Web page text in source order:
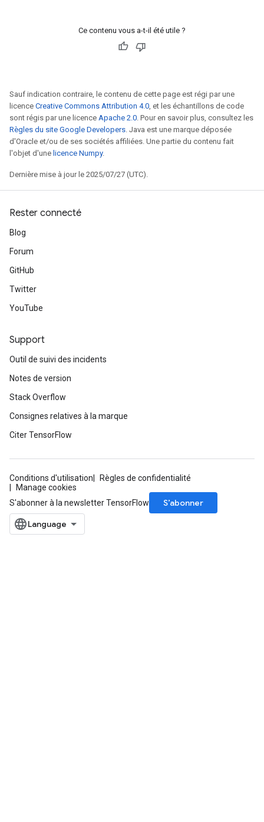
Ce contenu vous a-t-il été utile ?
Sauf indication contraire, le contenu de cette page est régi par une
licence Creative Commons Attribution 4.0, et les échantillons de code
sont régis par une licence Apache 2.0. Pour en savoir plus, consultez les
Règles du site Google Developers. Java est une marque déposée
d'Oracle et/ou de ses sociétés affiliées. Une partie du contenu fait
l'objet d'une licence Numpy.
Dernière mise à jour le 2025/07/27 (UTC).
Rester connecté
Blog
Forum
GitHub
Twitter
YouTube
Support
Outil de suivi des incidents
Notes de version
Stack Overflow
Consignes relatives à la marque
Citer TensorFlow
Conditions d'utilisation
Règles de confidentialité
Manage cookies
S'abonner à la newsletter TensorFlow
S’abonner